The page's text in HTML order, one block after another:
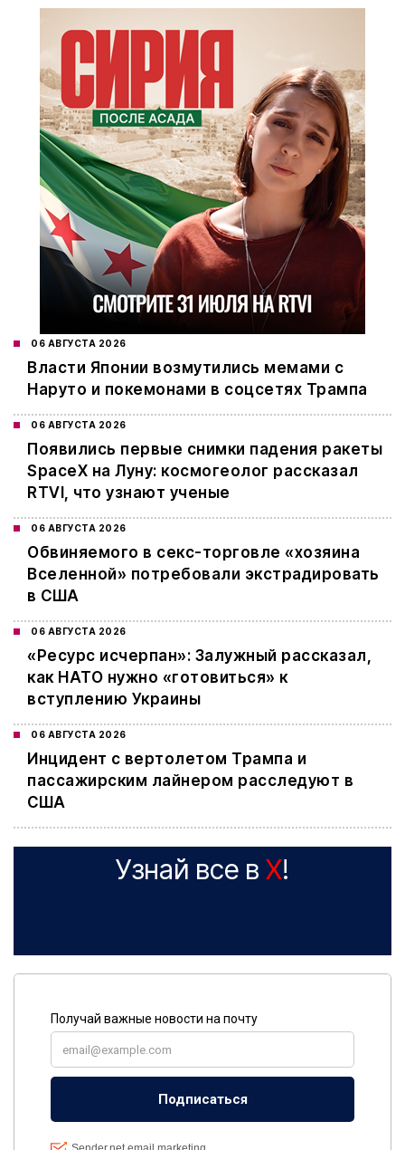
06 АВГУСТА 2026
Власти Японии возмутились мемами с
Наруто и покемонами в соцсетях Трампа
06 АВГУСТА 2026
Появились первые снимки падения ракеты
SpaceX на Луну: космогеолог рассказал
RTVI, что узнают ученые
06 АВГУСТА 2026
Обвиняемого в секс-торговле «хозяина
Вселенной» потребовали экстрадировать
в США
06 АВГУСТА 2026
«Ресурс исчерпан»: Залужный рассказал,
как НАТО нужно «готовиться» к
вступлению Украины
06 АВГУСТА 2026
Инцидент с вертолетом Трампа и
пассажирским лайнером расследуют в
США
Узнай все в X!